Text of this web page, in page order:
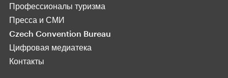
Профессионалы туризма
Пресса и СМИ
Czech Convention Bureau
Цифровая медиатека
Контакты